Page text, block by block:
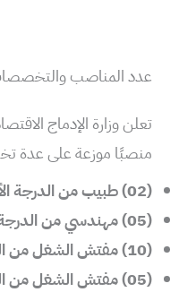
عدد المناصب
منصبًا موزعة على عدة
(02) طبيب من الدرجة الأولى
(05) مهندسي من الدرجة الأولى
(10) مفتش الشغل من الدرجة الثانية
(05) مفتش الشغل من الدرجة الثالثة